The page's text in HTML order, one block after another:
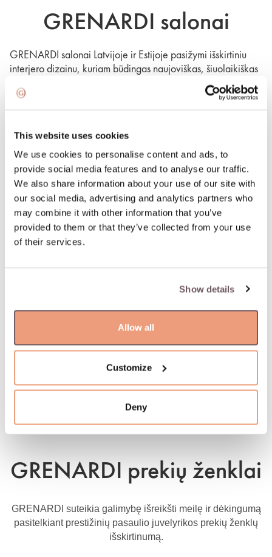
This website uses cookies
We use cookies to personalise content and ads, to
provide social media features and to analyse our traffic.
We also share information about your use of our site with
our social media, advertising and analytics partners who
may combine it with other information that you’ve
provided to them or that they’ve collected from your use
of their services.
Show details
Allow all
Customize
Deny
GRENARDI salonai
GRENARDI salonai Latvijoje ir Estijoje pasižymi išskirtiniu
interjero dizainu, kuriam būdingas naujoviškas, šiuolaikiškas
interjeras ir švelnių atspalvių paletė. Estetiška aplinka taip
pat svarbi, todėl naudojama tekstilė, baldai ir meno kūriniai
Netrukus bus atidarytas naujas GRENARDI salonas –
Prahoje, Čekijoje.
GRENARDI prekių ženklai
GRENARDI suteikia galimybę išreikšti meilę ir dėkingumą
pasitelkiant prestižinių pasaulio juvelyrikos prekių ženklų
išskirtinumą.